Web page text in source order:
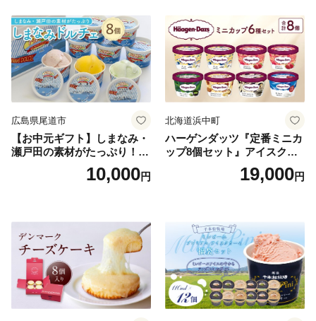
広島県尾道市
【お中元ギフト】しまなみ・
瀬戸田の素材がたっぷり！ジ
10,000円
北海道浜中町
ハーゲンダッツ『定番ミニカ
ップ8個セット』アイスクリ
ーム アイス スイーツ デザー
19,000円